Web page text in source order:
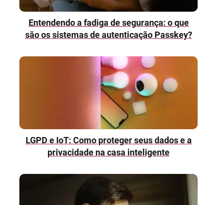
Entendendo a fadiga de segurança: o que
são os sistemas de autenticação Passkey?
LGPD e IoT: Como proteger seus dados e a
privacidade na casa inteligente